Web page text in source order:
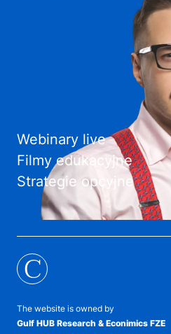
Webinary live
Filmy edukacyjne
Strategie opcyjne
C
The website is owned by
Gulf HUB Research & Econimics FZE